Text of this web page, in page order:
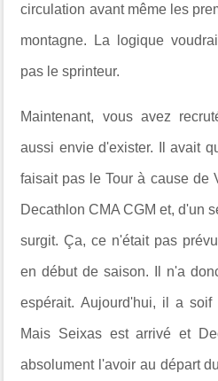
circulation avant même les
montagne. La logique
pas le sprinteur.
Maintenant, vous avez
aussi envie d'exister. Il avait
faisait pas le Tour à cause de
Decathlon CMA CGM et, d'un
surgit. Ça, ce n'était pas
en début de saison. Il n'a
espérait. Aujourd'hui, il a soif
Mais Seixas est arrivé et
absolument l'avoir au départ